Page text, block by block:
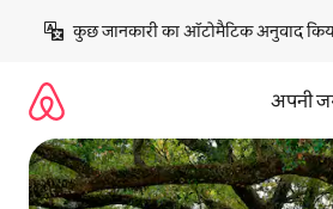
छोड़कर
कॉन्टेंट
कुछ जानकारी का ऑटोमैटिक अनुवाद
अपनी